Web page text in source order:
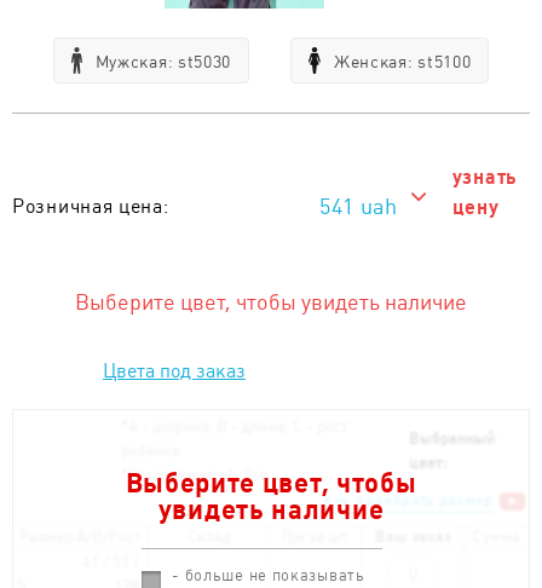
Мужская: st5030 Женская: st5100
Розничная цена: 541 uah
узнать
цену
Выберите цвет, чтобы увидеть наличие
Цвета под заказ
Выберите цвет, чтобы
увидеть наличие
- больше не показывать
*Отклонения +/- 2см
Выбранный
цвет:
Как подобрать размер